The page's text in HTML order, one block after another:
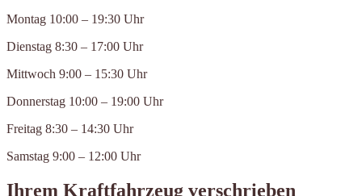
Montag 10:00 – 19:30 Uhr
Dienstag 8:30 – 17:00 Uhr
Mittwoch 9:00 – 15:30 Uhr
Donnerstag 10:00 – 19:00 Uhr
Freitag 8:30 – 14:30 Uhr
Samstag 9:00 – 12:00 Uhr
Ihrem Kraftfahrzeug verschrieben